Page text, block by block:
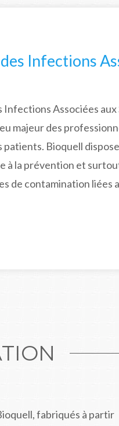
Infections
Infections Associées aux
majeur des
patients. Bioquell
à la prévention et
de contamination liées
fabriqués à partir